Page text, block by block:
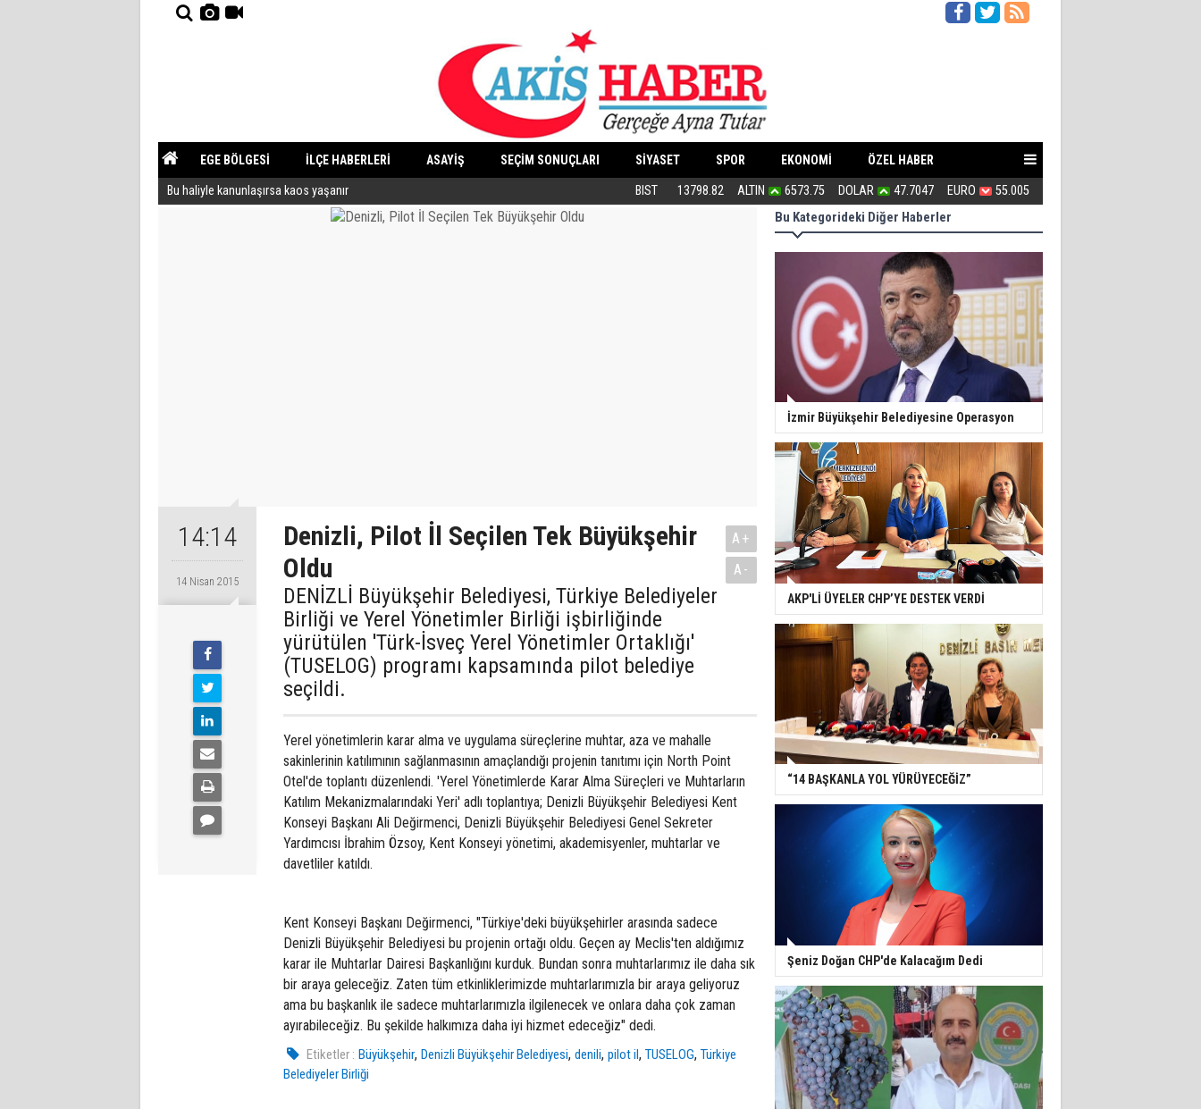
EGE BÖLGESİ İLÇE HABERLERİ ASAYİŞ SEÇİM SONUÇLARI SİYASET SPOR EKONOMİ ÖZEL HABER
YAZARLAR GÜNDEM
Bu haliyle kanunlaşırsa kaos yaşanır Uğur Poyraz ''Suç İşliyorsunuz''
BIST 13798.82 ALTIN 6573.75 DOLAR 47.7047 EURO 55.005
14:14
14 Nisan 2015
Denizli, Pilot İl Seçilen Tek Büyükşehir
Oldu
DENİZLİ Büyükşehir Belediyesi, Türkiye Belediyeler
Birliği ve Yerel Yönetimler Birliği işbirliğinde
yürütülen 'Türk-İsveç Yerel Yönetimler Ortaklığı'
(TUSELOG) programı kapsamında pilot belediye
seçildi.
A+
A-
Yerel yönetimlerin karar alma ve uygulama süreçlerine muhtar, aza ve mahalle
sakinlerinin katılımının sağlanmasının amaçlandığı projenin tanıtımı için North Point
Otel'de toplantı düzenlendi. 'Yerel Yönetimlerde Karar Alma Süreçleri ve Muhtarların
Katılım Mekanizmalarındaki Yeri' adlı toplantıya; Denizli Büyükşehir Belediyesi Kent
Konseyi Başkanı Ali Değirmenci, Denizli Büyükşehir Belediyesi Genel Sekreter
Yardımcısı İbrahim Özsoy, Kent Konseyi yönetimi, akademisyenler, muhtarlar ve
davetliler katıldı.
Kent Konseyi Başkanı Değirmenci, "Türkiye'deki büyükşehirler arasında sadece
Denizli Büyükşehir Belediyesi bu projenin ortağı oldu. Geçen ay Meclis'ten aldığımız
karar ile Muhtarlar Dairesi Başkanlığını kurduk. Bundan sonra muhtarlarımız ile daha sık
bir araya geleceğiz. Zaten tüm etkinliklerimizde muhtarlarımızla bir araya geliyoruz
ama bu başkanlık ile sadece muhtarlarımızla ilgilenecek ve onlara daha çok zaman
ayırabileceğiz. Bu şekilde halkımıza daha iyi hizmet edeceğiz" dedi.
Etiketler : Büyükşehir,Denizli Büyükşehir Belediyesi,denili,pilot il,TUSELOG,Türkiye
Belediyeler Birliği
Bu Kategorideki Diğer Haberler
İzmir Büyükşehir Belediyesine Operasyon
AKP'Lİ ÜYELER CHP’YE DESTEK VERDİ
“14 BAŞKANLA YOL YÜRÜYECEĞİZ”
Şeniz Doğan CHP'de Kalacağım Dedi